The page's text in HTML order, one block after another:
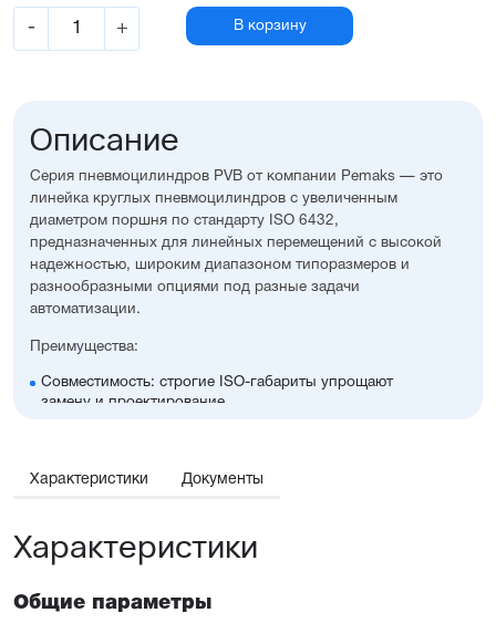
- + В корзину
Описание
Серия пневмоцилиндров PVB от компании Pemaks — это
линейка круглых пневмоцилиндров с увеличенным
диаметром поршня по стандарту ISO 6432,
предназначенных для линейных перемещений с высокой
надежностью, широким диапазоном типоразмеров и
разнообразными опциями под разные задачи
автоматизации.
Преимущества:
Совместимость: строгие ISO-габариты упрощают
замену и проектирование
демпфирования и опроса положений, а также
Диапазон диаметров поршня: 32...100 мм
Стойкость к коррозии, возможность использования в
Характеристики Документы
Характеристики
Общие параметры